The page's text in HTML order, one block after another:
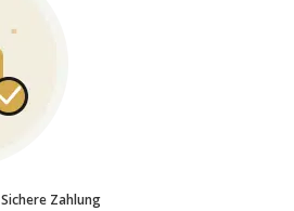
Sichere Zahlung